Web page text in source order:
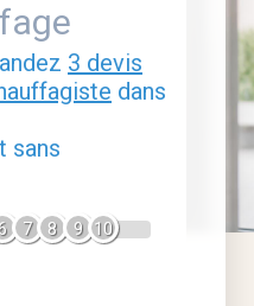
3 devis
dans
sans
6 7 8 9 10